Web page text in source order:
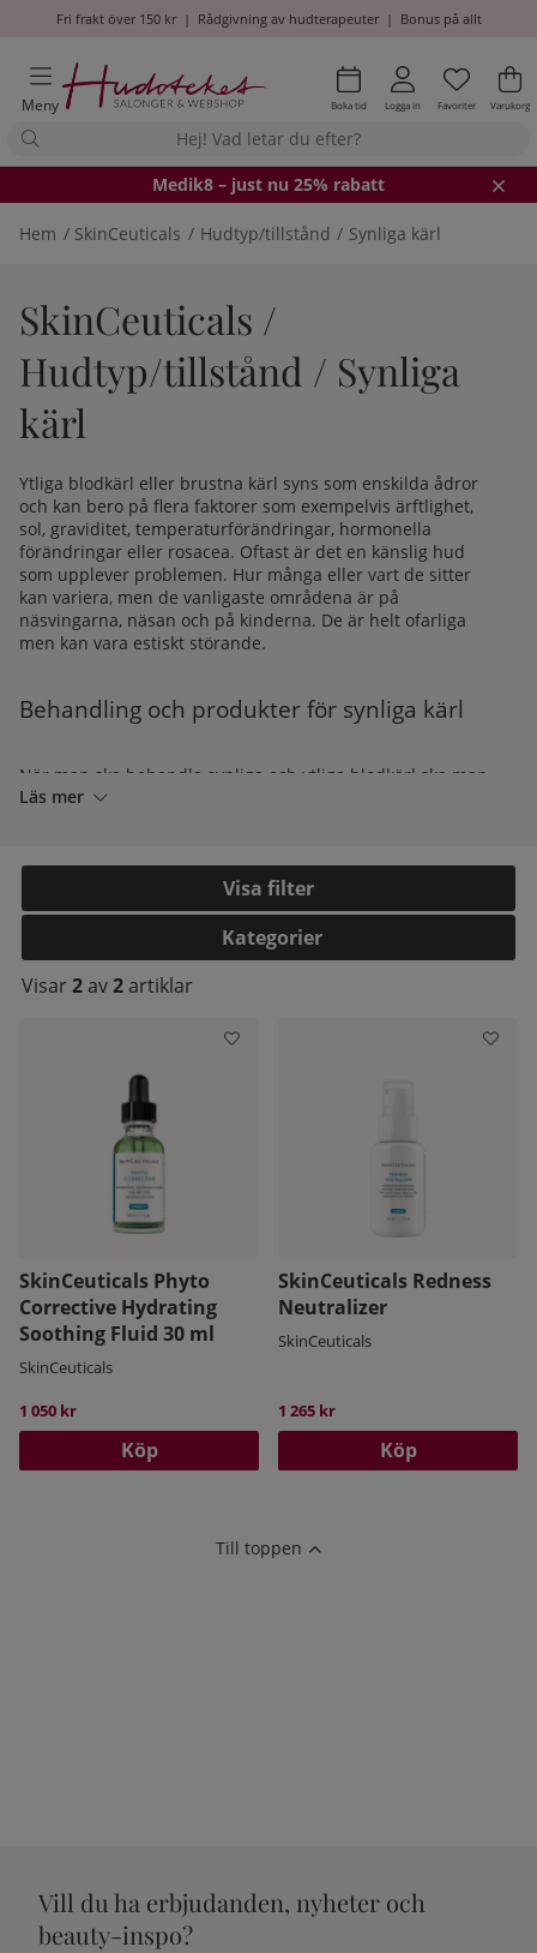
Fri frakt över 150 kr| Rådgivning av hudterapeuter| Bonus på allt
Meny Boka tid Logga in Antal i
.
Favoriter .
Varukorg
Medik8 – just nu 25% rabatt
Hem SkinCeuticals Hudtyp/tillstånd Synliga kärl
SkinCeuticals /
Hudtyp/tillstånd / Synliga
kärl
Ytliga blodkärl eller brustna kärl syns som enskilda ådror
och kan bero på flera faktorer som exempelvis ärftlighet,
sol, graviditet, temperaturförändringar, hormonella
förändringar eller rosacea. Oftast är det en känslig hud
som upplever problemen. Hur många eller vart de sitter
kan variera, men de vanligaste områdena är på
näsvingarna, näsan och på kinderna. De är helt ofarliga
men kan vara estiskt störande.
Behandling och produkter för synliga kärl
När man ska behandla synliga och ytliga blodkärl ska man
undvika aktiva produkter som ökar cirkulationen i ansiktet
kärlsammandragande och exempel på dessa är mariatistel
och alfa bisabolol. Koffein som verkar likt en antioxidant
när man applicerar den i ansiktet har en
kärlsammandragande effekt och kan även dämpa rodnader
och skyddar mot fria radikaler.
varmt välkommen att höra av dig till vår kundtjänst. Du
hittar kontaktuppgifter
Läs mer
Filtrera
Kategorier
Visar 2av2artiklar
SkinCeuticals Phyto
Corrective Hydrating
Soothing Fluid 30 ml
SkinCeuticals
1 050 kr
Köp
SkinCeuticals Redness
Neutralizer
SkinCeuticals
1 265 kr
Köp
Till toppen
Vill du ha erbjudanden, nyheter och
beauty-inspo?